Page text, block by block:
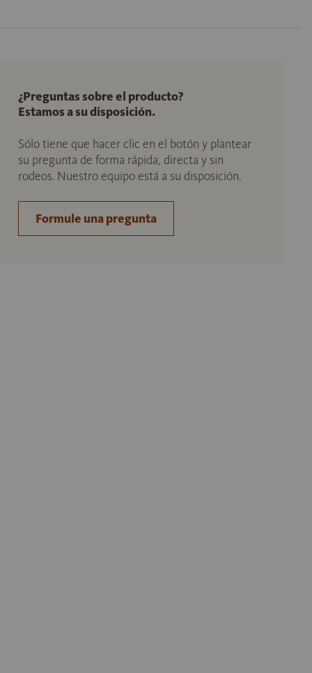
¿Preguntas sobre el producto?
Estamos a su disposición.
Sólo tiene que hacer clic en el botón y plantear
su pregunta de forma rápida, directa y sin
rodeos. Nuestro equipo está a su disposición.
Formule una pregunta